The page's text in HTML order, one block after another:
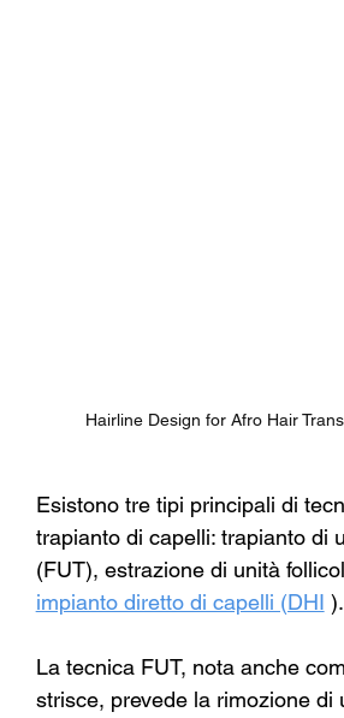
Hairline Design for Afro Hair
Esistono tre tipi principali di
trapianto di capelli: trapianto di
(FUT), estrazione di unità
impianto diretto di capelli (DHI ).
La tecnica FUT, nota anche
strisce, prevede la rimozione di